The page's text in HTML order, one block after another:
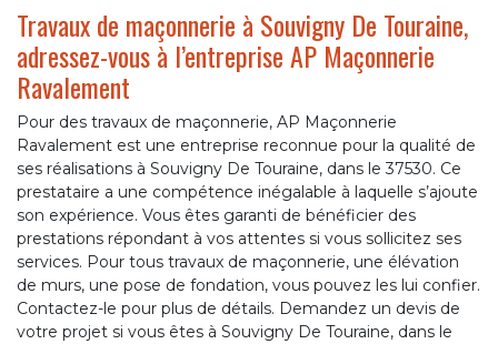
Travaux de maçonnerie à Souvigny De Touraine,
adressez-vous à l’entreprise AP Maçonnerie
Ravalement
Pour des travaux de maçonnerie, AP Maçonnerie
Ravalement est une entreprise reconnue pour la qualité de
ses réalisations à Souvigny De Touraine, dans le 37530. Ce
prestataire a une compétence inégalable à laquelle s’ajoute
son expérience. Vous êtes garanti de bénéficier des
prestations répondant à vos attentes si vous sollicitez ses
services. Pour tous travaux de maçonnerie, une élévation
de murs, une pose de fondation, vous pouvez les lui confier.
Contactez-le pour plus de détails. Demandez un devis de
votre projet si vous êtes à Souvigny De Touraine, dans le